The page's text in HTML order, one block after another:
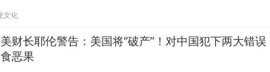
文化
财长耶伦警告：美国将“破产”！对中国犯下两大错误
恶果